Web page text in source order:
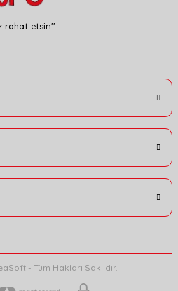
rahat etsin''
- Tüm Hakları Saklıdır.